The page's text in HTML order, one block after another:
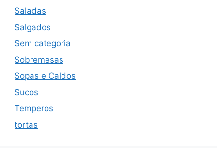
Saladas
Salgados
Sem categoria
Sobremesas
Sopas e Caldos
Sucos
Temperos
tortas